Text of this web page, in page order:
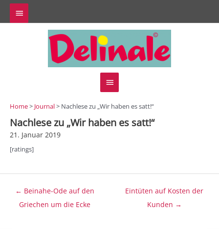
Zum
Inhalt
springen
Above
Hauptmenü
Home> Journal> Nachlese zu „Wir haben es satt!“
Nachlese zu „Wir haben es satt!“
21. Januar 2019
[ratings]
Beitragsnavigation
← Beinahe-Ode auf den
Griechen um die Ecke
Eintüten auf Kosten der
Kunden →